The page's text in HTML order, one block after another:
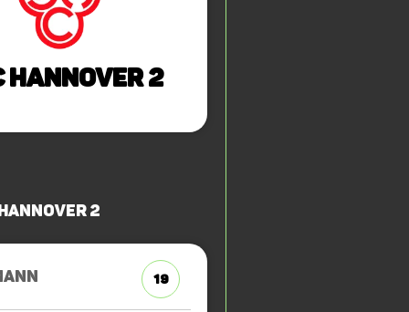
Hannover 2
Hannover 2
19